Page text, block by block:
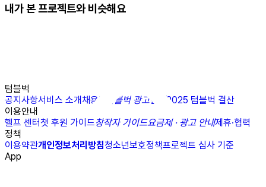
내가 본 프로젝트와 비슷해요
텀블벅
공지사항서비스 소개채용N 텀블벅 광고센터
2025 텀블벅 결산
이용안내
헬프 센터첫 후원 가이드창작자 가이드요금제 · 광고 안내제휴·협력
정책
이용약관개인정보처리방침청소년보호정책프로젝트 심사 기준
App